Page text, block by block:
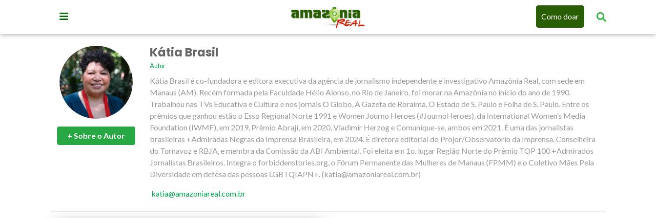
Como doar
+ Sobre o Autor
Kátia Brasil
Autor
Kátia Brasil é co-fundadora e editora executiva da agência de jornalismo independente e investigativo Amazônia Real, com sede em
Manaus (AM). Recém formada pela Faculdade Hélio Alonso, no Rio de Janeiro, foi morar na Amazônia no início do ano de 1990.
Trabalhou nas TVs Educativa e Cultura e nos jornais O Globo, A Gazeta de Roraima, O Estado de S. Paulo e Folha de S. Paulo. Entre os
prêmios que ganhou estão o Esso Regional Norte 1991 e Women Journo Heroes (#JournoHeroes), da International Women’s Media
Foundation (IWMF), em 2019, Prêmio Abraji, em 2020, Vladimir Herzog e Comunique-se, ambos em 2021. É uma das jornalistas
brasileiras +Admiradas Negras da Imprensa Brasileira, em 2024. É diretora editorial do Projor/Observatório da Imprensa. Conselheira
do Tornavoz e RBJA, e membra da Comissão da ABI Ambiental. Foi eleita em 1o. lugar Região Norte do Prêmio TOP 100 +Admirados
Jornalistas Brasileiros. Integra o forbiddenstories.org, o Fórum Permanente das Mulheres de Manaus (FPMM) e o Coletivo Mães Pela
Diversidade em defesa das pessoas LGBTQIAPN+. (katia@amazoniareal.com.br)
katia@amazoniareal.com.br